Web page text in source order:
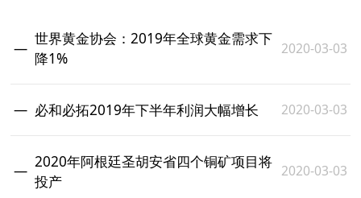
世界黄金协会：2019年全球黄金需求下
降1%
2020-03-03
必和必拓2019年下半年利润大幅增长 2020-03-03
2020年阿根廷圣胡安省四个铜矿项目将
投产
2020-03-03